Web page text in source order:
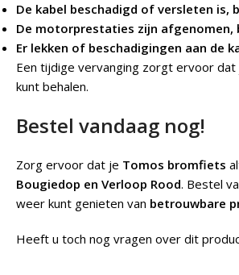
De kabel beschadigd of versleten
De motorprestaties zijn afgenomen,
Er lekken of beschadigingen aan de
Een tijdige vervanging zorgt ervoor dat
kunt behalen.
Bestel vandaag nog!
Zorg ervoor dat je Tomos bromfiets
Bougiedop en Verloop Rood. Bestel
weer kunt genieten van betrouwbare
Heeft u toch nog vragen over dit